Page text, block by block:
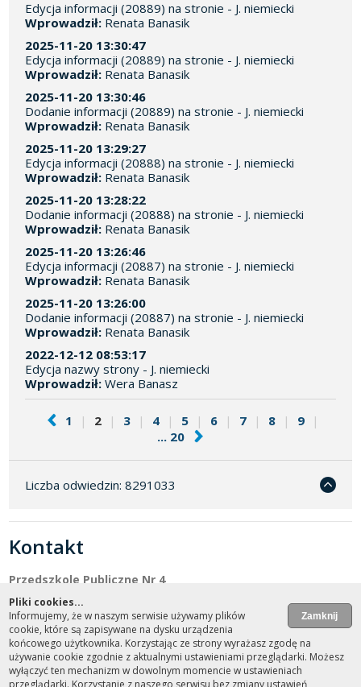
Edycja informacji (20889) na stronie - J. niemiecki
Wprowadził: Renata Banasik
2025-11-20 13:30:47
Edycja informacji (20889) na stronie - J. niemiecki
Wprowadził: Renata Banasik
2025-11-20 13:30:46
Dodanie informacji (20889) na stronie - J. niemiecki
Wprowadził: Renata Banasik
2025-11-20 13:29:27
Edycja informacji (20888) na stronie - J. niemiecki
Wprowadził: Renata Banasik
2025-11-20 13:28:22
Dodanie informacji (20888) na stronie - J. niemiecki
Wprowadził: Renata Banasik
2025-11-20 13:26:46
Edycja informacji (20887) na stronie - J. niemiecki
Wprowadził: Renata Banasik
2025-11-20 13:26:00
Dodanie informacji (20887) na stronie - J. niemiecki
Wprowadził: Renata Banasik
2022-12-12 08:53:17
Edycja nazwy strony - J. niemiecki
Wprowadził: Wera Banasz
1 | 2 | 3 | 4 | 5 | 6 | 7 | 8 | 9
|
... 20
Liczba odwiedzin: 8291033
Kontakt
Przedszkole Publiczne Nr 4
Adres: 47-100 Strzelce Opolskie, ul. Piłsudskiego 7
Dyrektor: Agnieszka Filipczak
Nr telefonu: (+48) 77 461-30-31
NIP: 756-18-46-471
sekretariat@pp4.strzelceopolskie.edu.pl
Pliki cookies...
Informujemy, że w naszym serwisie używamy plików
cookie, które są zapisywane na dysku urządzenia
końcowego użytkownika. Korzystając ze strony wyrażasz zgodę na
używanie cookie zgodnie z aktualnymi ustawieniami przeglądarki. Możesz
wyłączyć ten mechanizm w dowolnym momencie w ustawieniach
przeglądarki. Korzystanie z naszego serwisu bez zmiany ustawień